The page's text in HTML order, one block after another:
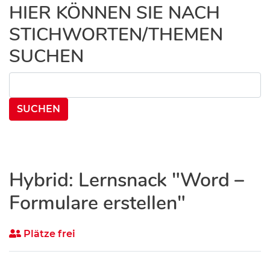
HIER KÖNNEN SIE NACH
STICHWORTEN/THEMEN
SUCHEN
Hybrid: Lernsnack "Word –
Formulare erstellen"
Plätze frei